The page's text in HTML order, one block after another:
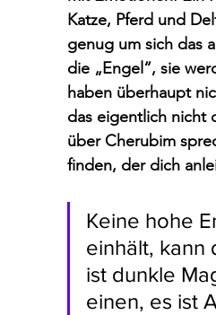
Katze, Pferd und
genug um sich das
die „Engel“, sie
haben überhaupt
das eigentlich nicht
über Cherubim
finden, der dich
Keine hohe
einhält, kann
ist dunkle
einen, es ist